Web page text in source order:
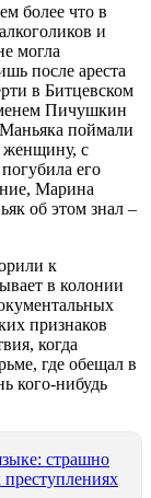
более что в
и
могла
после ареста
в Битцевском
Пичушкин
поймали
женщину, с
его
Марина
об этом знал –
к
в колонии
признаков
когда
где обещал в
кого-нибудь
страшно